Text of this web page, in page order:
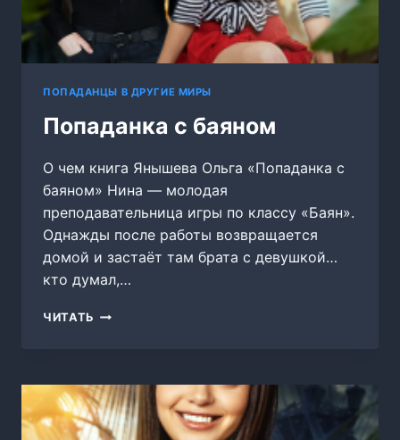
ПОПАДАНЦЫ В ДРУГИЕ МИРЫ
Попаданка с баяном
О чем книга Янышева Ольга «Попаданка с
баяном» Нина — молодая
преподавательница игры по классу «Баян».
Однажды после работы возвращается
домой и застаёт там брата с девушкой…
кто думал,…
ЧИТАТЬ ПОПАДАНКА